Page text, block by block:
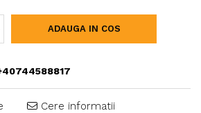
ADAUGA IN COS
Cere informatii